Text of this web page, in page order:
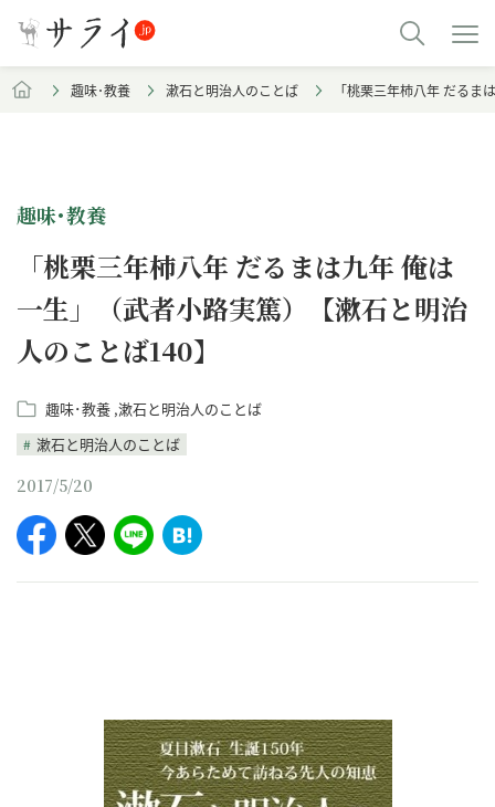
趣味･教養 漱石と明治人のことば 「桃栗三年柿八年 だる
趣味･教養
「桃栗三年柿八年 だるまは九年 俺は
一生」（武者小路実篤）【漱石と明治
人のことば140】
趣味･教養 漱石と明治人のことば
漱石と明治人のことば
2017/5/20